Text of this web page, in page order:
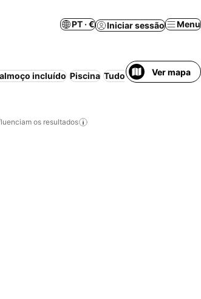
PT · € Iniciar sessão Menu
incluído Piscina Tudo incluídoVer mapa
os resultados
favoritos